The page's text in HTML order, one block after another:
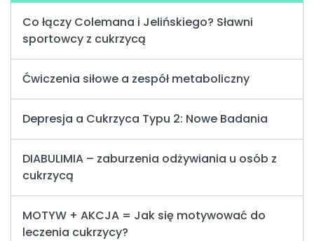
Co łączy Colemana i Jelińskiego? Sławni
sportowcy z cukrzycą
Ćwiczenia siłowe a zespół metaboliczny
Depresja a Cukrzyca Typu 2: Nowe Badania
DIABULIMIA – zaburzenia odżywiania u osób z
cukrzycą
MOTYW + AKCJA = Jak się motywować do
leczenia cukrzycy?